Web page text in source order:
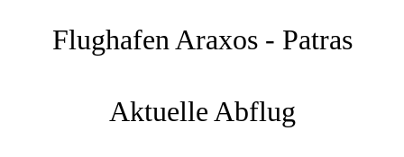
Flughafen Araxos - Patras
Aktuelle Abflug